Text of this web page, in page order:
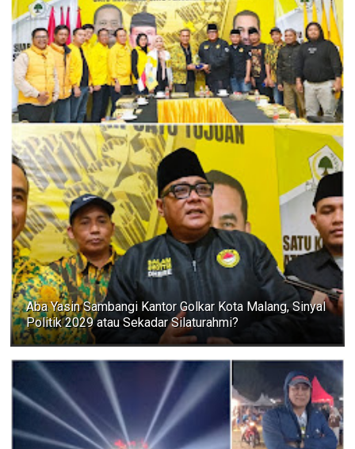
Aba Yasin Sambangi Kantor Golkar Kota Malang, Sinyal
Politik 2029 atau Sekadar Silaturahmi?